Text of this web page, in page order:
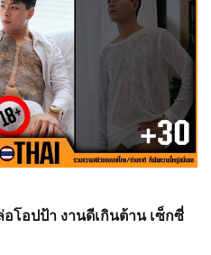
โอปป้า งานดีเกินต้าน เซ็กซี่